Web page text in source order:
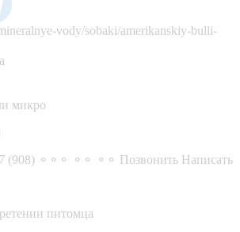
vody/sobaki/amerikanskiy-bulli-
микро
(908) ⚬⚬⚬ ⚬⚬ ⚬⚬ Позвонить Написать
питомца